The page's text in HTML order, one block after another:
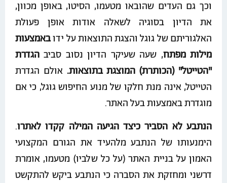
וכך גם העדים שהובאו מטעמו, הסיטו, באופן מכוון,
את הדיון בסוגיה לשאלה אודות אופן פעולת
האלגוריתם של גוגל והצגת התוצאות על ידובאמצעות
מילות מפתח, שעה שעיקר הדיון נסוב סביב הגדרת
"הטייטל" (הכותרת) המוצגת בתוצאות. אולם הגדרת
הטייטל, אינה מנת חלקו של מנוע החיפוש גוגל, כי אם
מוגדרת באמצעות בעל האתר.
הנתבע לא הסביר כיצד הגיעה המילה קקדו לאתרו.
הימנעותו של הנתבע מלהעיד את הגורם המקצועי
האמון על בניית האתר (על כל שלביו) מטעמו, אומרת
דרשני ומחזקת את הסברה כי הנתבע ביקש להתקשט